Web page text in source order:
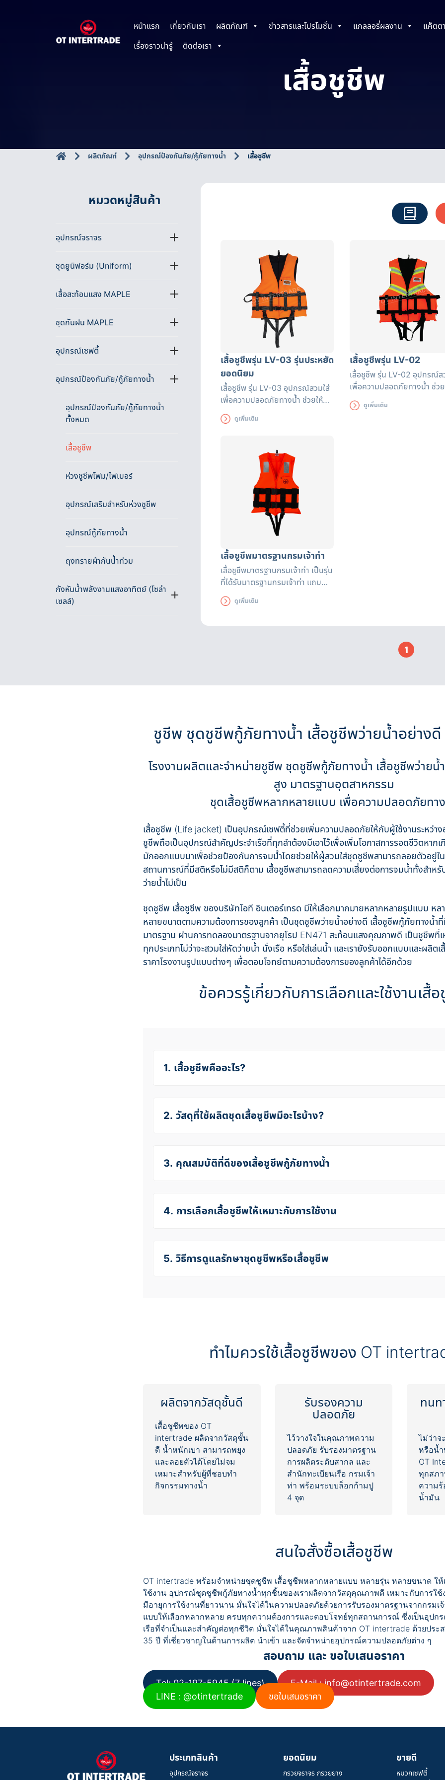
หน้าแรก เกี่ยวกับเรา ผลิตภัณฑ์ ข่าวสารและโปรโมชั่น แกลลอรี่ผลงาน
แค็ตต
เรื่องราวน่ารู้
ติดต่อเรา
เสื้อชูชีพ
ผลิตภัณฑ์ อุปกรณ์ป้องกันภัย/กู้ภัยทางน้ำ เสื้อชูชีพ
หมวดหมู่สินค้า
อุปกรณ์จราจร
ชุดยูนิฟอร์ม (Uniform)
เสื้อสะท้อนแสง MAPLE
ชุดกันฝน MAPLE
อุปกรณ์เซฟตี้
อุปกรณ์ป้องกันภัย/กู้ภัยทางน้ำ
อุปกรณ์ป้องกันภัย/กู้ภัยทางน้ำ
ทั้งหมด
เสื้อชูชีพ
ห่วงชูชีพโฟม/ไฟเบอร์
อุปกรณ์เสริมสำหรับห่วงชูชีพ
อุปกรณ์กู้ภัยทางน้ำ
ถุงทรายผ้ากันน้ำท่วม
กังหันน้ำพลังงานแสงอาทิตย์ (โซล่า
เซลล์)
เสื้อชูชีพรุ่น LV-03 รุ่นประหยัด
ยอดนิยม
เสื้อชูชีพ รุ่น LV-03 อุปกรณ์สวมใส่
เพื่อความปลอดภัยทางน้ำ ช่วยให้
สามารถลอยตัวในน้ำ และมองเห็นได้
ในระยะไกล เหมาะกับกีฬาทางน้ำทุก
น้ำ ตัวเสื้อผลิตจากผ้าโพลีเอสเตอร์
ออกฟอร์ด เพิ่มความปลอดภัยด้วย
ระบบก้ามปู 4 ตัวล็อค
ดูเพิ่มเติม
เสื้อชูชีพรุ่น LV-02
เสื้อชูชีพ รุ่น LV-02 อุปกรณ์ส
เพื่อความปลอดภัยทางน้ำ ช่ว
สามารถลอยตัวในน้ำ และมองเ
ในระยะไกล เหมาะกับกีฬาทางน้
ดูเพิ่มเติม
เสื้อชูชีพมาตรฐานกรมเจ้าท่า
เสื้อชูชีพมาตรฐานกรมเจ้าท่า เป็นรุ่น
ที่ได้รับมาตรฐานกรมเจ้าท่า แถบ
สะท้อนแสง SOLAS มาตรฐานสากล
รับน้ำหนักได้ตั้งแต่ 50 - 120 กก.
ดูเพิ่มเติม
1
ชูชีพ ชุดชูชีพกู้ภัยทางน้ำ เสื้อชูชีพว่ายน้ำอย่าง
โรงงานผลิตและจำหน่ายชูชีพ ชุดชูชีพกู้ภัยทางน้ำ เสื้อชูชีพว่าย
สูง มาตรฐานอุตสาหกรรม
ชุดเสื้อชูชีพหลากหลายแบบ เพื่อความปลอดภัยทา
เสื้อชูชีพ (Life jacket) เป็นอุปกรณ์เซฟตี้ที่ช่วยเพิ่มความปลอดภัยให้กับผู้ใช้งานระหว่าง
ชูชีพถือเป็นอุปกรณ์สำคัญประจำเรือที่ทุกลำต้องมีเอาไว้เพื่อเพิ่มโอกาสการรอดชีวิตหาก
มักออกแบบมาเพื่อช่วยป้องกันการจมน้ำโดยช่วยให้ผู้สวมใส่ชุดชูชีพสามารถลอยตัวอยู่ใน
สถานการณ์ที่มีสติหรือไม่มีสติก็ตาม เสื้อชูชีพสามารถลดความเสี่ยงต่อการจมน้ำทั้งสำหรั
ว่ายน้ำไม่เป็น
ชุดชูชีพ เสื้อชูชีพ ของบริษัทโอที อินเตอร์เทรด มีให้เลือกมากมายหลากหลายรูปแบบ หล
หลายขนาดตามความต้องการของลูกค้า เป็นชุดชูชีพว่ายน้ำอย่างดี เสื้อชูชีพกู้ภัยทางน้
มาตรฐาน ผ่านการทดลองมาตรฐานจากยุโรป EN471 สะท้อนแสงคุณภาพดี เป็นชูชีพที่เ
ทุกประเภทไม่ว่าจะสวมใส่หัดว่ายน้ำ นั่งเรือ หรือใส่เล่นน้ำ และเรายังรับออกแบบและผลิ
ราคาโรงงานรูปแบบต่างๆ เพื่อตอบโจทย์ตามความต้องการของลูกค้าได้อีกด้วย
ข้อควรรู้เกี่ยวกับการเลือกและใช้งานเสื้
1. เสื้อชูชีพคืออะไร?
2. วัสดุที่ใช้ผลิตชุดเสื้อชูชีพมีอะไรบ้าง?
3. คุณสมบัติที่ดีของเสื้อชูชีพกู้ภัยทางน้ำ
4. การเลือกเสื้อชูชีพให้เหมาะกับการใช้งาน
5. วิธีการดูแลรักษาชุดชูชีพหรือเสื้อชูชีพ
ผลิตจากวัสดุชั้นดี
เสื้อชูชีพของ OT
intertrade ผลิตจากวัสดุชั้น
ดี น้ำหนักเบา สามารถพยุง
และลอยตัวได้โดยไม่จม
เหมาะสำหรับผู้ที่ชอบทำ
รับรองความ
ไว้วางใจในคุณภาพความ
ปลอดภัย รับรองมาตรฐาน
การผลิตระดับสากล และ
สำนักทะเบียนเรือ กรมเจ้า
ท่า พร้อมระบบล็อกก้ามปู
4 จุด
ทน
ไม่ว่าจ
หรือน้ำ
OT
ทุกสภ
ความร้
น้ำมัน
สนใจสั่งซื้อเสื้อชูชีพ
OT intertrade พร้อมจำหน่ายชุดชูชีพ เสื้อชูชีพหลากหลายแบบ หลายรุ่น หลายขนาด ใ
ใช้งาน อุปกรณ์ชุดชูชีพกู้ภัยทางน้ำทุกชิ้นของเราผลิตจากวัสดุคุณภาพดี เหมาะกับการใช้
มีอายุการใช้งานที่ยาวนาน มั่นใจได้ในความปลอดภัยด้วยการรับรองมาตรฐานจากกรมเ
แบบให้เลือกหลากหลาย ครบทุกความต้องการและตอบโจทย์ทุกสถานการณ์ ซึ่งเป็นอุปก
เรือที่จำเป็นและสำคัญต่อทุกชีวิต มั่นใจได้ในคุณภาพสินค้าจาก OT intertrade ด้วยประ
สอบถาม และ ขอใบเสนอราคา
Tel: 02-197-5945 (7 lines) E-Mail : info@otintertrade.com
LINE : @otintertrade ขอใบเสนอราคา
ประเภทสินค้า
อุปกรณ์จราจร
ยอดนิยม
กรวยจราจร กรวยยาง
ขายดี
หมวกเซฟตี้